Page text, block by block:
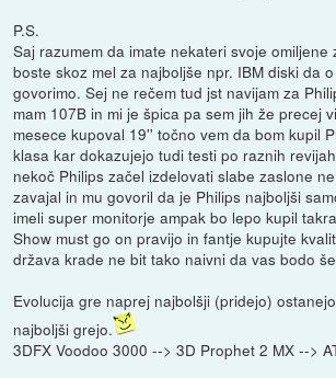
P.S.
Saj razumem da imate nekateri svoje omiljene
boste skoz mel za najboljše npr. IBM diski da
govorimo. Sej ne rečem tud jst navijam za
mam 107B in mi je špica pa sem jih že precej
mesece kupoval 19'' točno vem da bom kupil
klasa kar dokazujejo tudi testi po raznih
nekoč Philips začel izdelovati slabe zaslone
zavajal in mu govoril da je Philips najboljši
imeli super monitorje ampak bo lepo kupil
Show must go on pravijo in fantje kupujte
država krade ne bit tako naivni da vas bodo
Evolucija gre naprej najbolšji (pridejo)
najboljši grejo.
3DFX Voodoo 3000 --> 3D Prophet 2 MX -->